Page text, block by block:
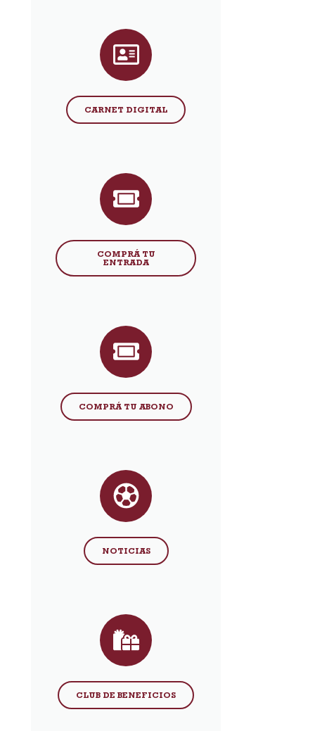
CARNET DIGITAL
COMPRÁ TU
ENTRADA
COMPRÁ TU ABONO
NOTICIAS
CLUB DE BENEFICIOS